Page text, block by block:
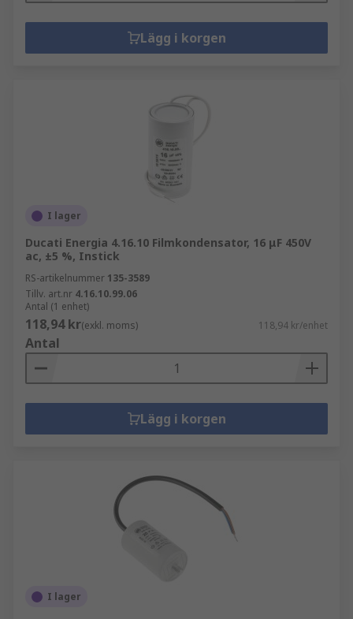
Lägg i korgen
I lager
Ducati Energia 4.16.10 Filmkondensator, 16 μF 450V
ac, ±5 %, Instick
RS-artikelnummer 135-3589
Tillv. art.nr 4.16.10.99.06
Antal (1 enhet)
118,94 kr(exkl. moms) 118,94 kr/enhet
Antal
Lägg i korgen
I lager